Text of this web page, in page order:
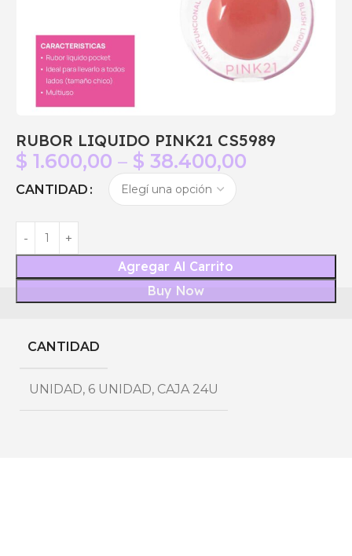
RUBOR LIQUIDO PINK21 CS5989
$ 1.600,00 – $ 38.400,00
CANTIDAD
Agregar Al Carrito
Buy Now
CANTIDAD
UNIDAD, 6 UNIDAD, CAJA 24U